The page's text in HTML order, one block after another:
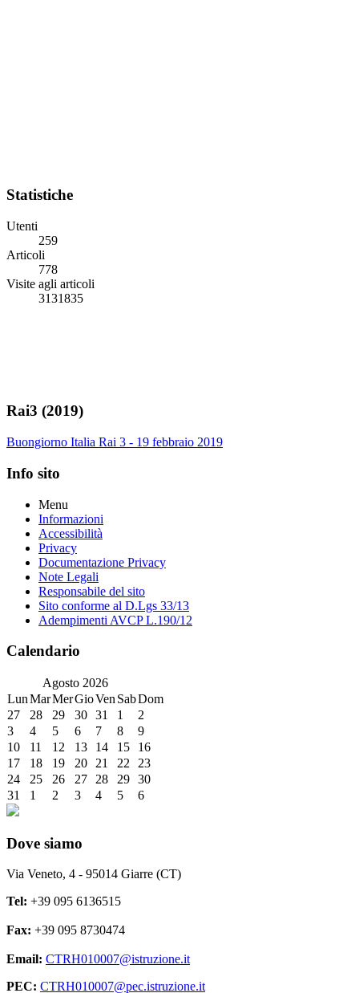
Statistiche
Utenti
259
Articoli
778
Visite agli articoli
3131835
Rai3 (2019)
Buongiorno Italia Rai 3 - 19 febbraio 2019
Info sito
Menu
Informazioni
Accessibilità
Privacy
Documentazione Privacy
Note Legali
Responsabile del sito
Sito conforme al D.Lgs 33/13
Adempimenti AVCP L.190/12
Calendario
Agosto 2026
LunMarMerGioVen SabDom
27
28 29 30 31 1
2
3
4 5 6 7 8
9
10
11 12 13 14 15
16
17
18 19 20 21 22
23
24
25 26 27 28 29 30
31
1 2 3 4 5 6
Dove siamo
Via Veneto, 4 - 95014 Giarre (CT)
Tel: +39 095 6136515
Fax: +39 095 8730474
Email: CTRH010007@istruzione.it
PEC: CTRH010007@pec.istruzione.it